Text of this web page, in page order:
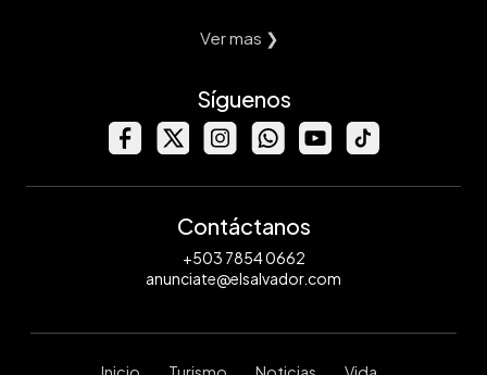
Ver mas ❯
Síguenos
Contáctanos
+503 7854 0662
anunciate@elsalvador.com